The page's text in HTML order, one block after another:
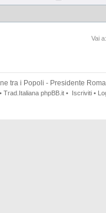
Vai a:
tra i Popoli - Presidente
• Trad.Italiana phpBB.it • Iscriviti •